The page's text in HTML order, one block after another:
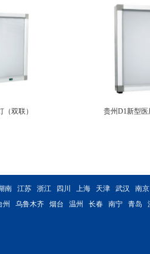
双联） 贵州D1新型
南 江苏 浙江 四川 上海 天津 武汉
南京
州 乌鲁木齐 烟台 温州 长春 南宁 青岛